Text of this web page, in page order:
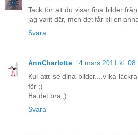
Tack för att du visar fina bilder
jag varit där, men det får bli en
Svara
AnnCharlotte 14 mars 2011 kl.
Kul attt se dina bilder....vilka
för ;)
Ha det bra ;)
Svara